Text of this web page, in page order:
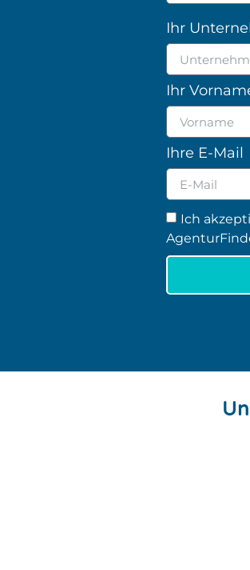
Ihr
Ihr
Ihre E-Mail
Ich